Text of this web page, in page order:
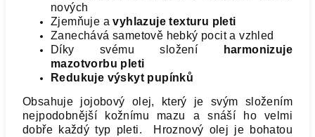
nových
Zjemňuje avyhlazuje texturu pleti
Zanechává sametově hebký pocit a vzhled
Díky svému složení
harmonizuje
mazotvorbu pleti
Redukuje výskyt pupínků
Obsahuje jojobový olej, který je svým složením
nejpodobnější kožnímu mazu a snáší ho velmi
dobře každý typ pleti. Hroznový olej je bohatou